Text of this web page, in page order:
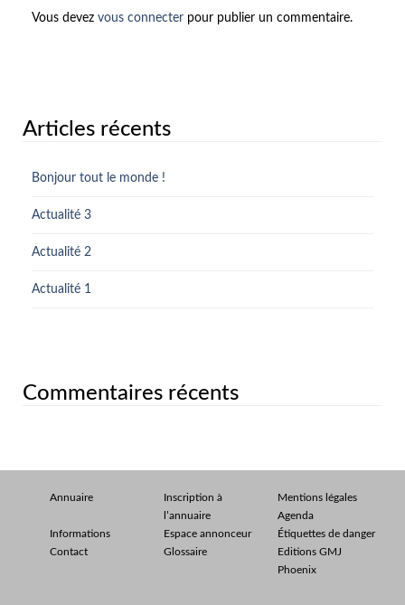
Vous devez vous connecter pour publier un commentaire.
Articles récents
Bonjour tout le monde !
Actualité 3
Actualité 2
Actualité 1
Commentaires récents
Annuaire
Inscription à
l’annuaire
Mentions légales
Agenda
Informations
Espace annonceur
Étiquettes de danger
Contact
Glossaire
Editions GMJ
Phoenix